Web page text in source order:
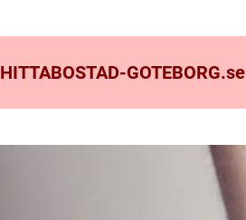
HITTABOSTAD-GOTEBORG.se